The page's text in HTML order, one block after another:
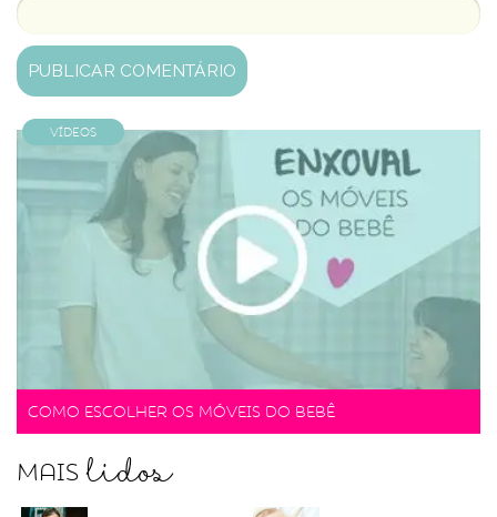
Vídeos
Como escolher os móveis do bebê
Maislidos